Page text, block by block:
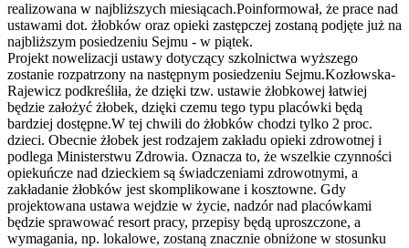
realizowana w najbliższych miesiącach.Poinformował, że prace nad
ustawami dot. żłobków oraz opieki zastępczej zostaną podjęte już na
najbliższym posiedzeniu Sejmu - w piątek.
Projekt nowelizacji ustawy dotyczący szkolnictwa wyższego
zostanie rozpatrzony na następnym posiedzeniu Sejmu.Kozłowska-
Rajewicz podkreśliła, że dzięki tzw. ustawie żłobkowej łatwiej
będzie założyć żłobek, dzięki czemu tego typu placówki będą
bardziej dostępne.W tej chwili do żłobków chodzi tylko 2 proc.
dzieci. Obecnie żłobek jest rodzajem zakładu opieki zdrowotnej i
podlega Ministerstwu Zdrowia. Oznacza to, że wszelkie czynności
opiekuńcze nad dzieckiem są świadczeniami zdrowotnymi, a
zakładanie żłobków jest skomplikowane i kosztowne. Gdy
projektowana ustawa wejdzie w życie, nadzór nad placówkami
będzie sprawować resort pracy, przepisy będą uproszczone, a
wymagania, np. lokalowe, zostaną znacznie obniżone w stosunku